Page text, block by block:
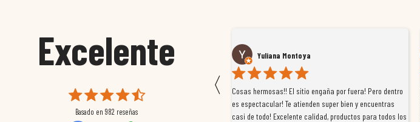
Excelente
Basado en 982 reseñas
〈
Susana García Luis
Magnífica atención al cliente. Tuvimos un pequeño
retraso en el pedido y desde el minuto uno se
preocuparon por ayudarnos en todo. Gracias a Sergio,
Yuliana Montoya
Cosas hermosas!! El sitio engaña por fuera! Pero dentro
es espectacular! Te atienden super bien y encuentras
casi de todo! Excelente calidad, productos para todos los